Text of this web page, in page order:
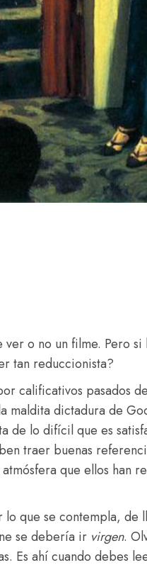
o no un filme. Pero
tan reduccionista?
calificativos pasados
dictadura de
de lo difícil que es
traer buenas
que ellos han
que se contempla, de
se debería ir virgen.
Es ahí cuando debes